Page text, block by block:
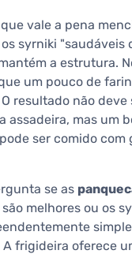
vale a pena
syrniki "saudáveis
a estrutura.
um pouco de
resultado não deve
assadeira, mas um
ser comido com
se as
melhores ou os
frigideira oferece